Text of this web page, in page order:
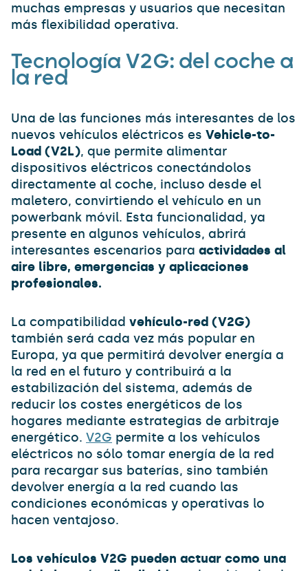
muchas empresas y usuarios que necesitan
más flexibilidad operativa.
Tecnología V2G: del coche a
la red
Una de las funciones más interesantes de los
nuevos vehículos eléctricos es Vehicle-to-
Load (V2L), que permite alimentar
dispositivos eléctricos conectándolos
directamente al coche, incluso desde el
maletero, convirtiendo el vehículo en un
powerbank móvil. Esta funcionalidad, ya
presente en algunos vehículos, abrirá
interesantes escenarios para actividades al
aire libre, emergencias y aplicaciones
profesionales.
La compatibilidad vehículo-red (V2G)
también será cada vez más popular en
Europa, ya que permitirá devolver energía a
la red en el futuro y contribuirá a la
estabilización del sistema, además de
reducir los costes energéticos de los
hogares mediante estrategias de arbitraje
energético. V2G permite a los vehículos
eléctricos no sólo tomar energía de la red
para recargar sus baterías, sino también
devolver energía a la red cuando las
condiciones económicas y operativas lo
hacen ventajoso.
Los vehículos V2G pueden actuar como una